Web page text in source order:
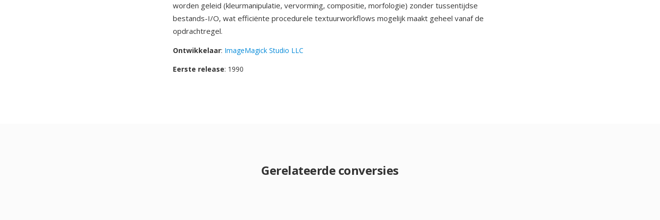
worden geleid (kleurmanipulatie, vervorming, compositie, morfologie) zonder tussentijdse
bestands-I/O, wat efficiënte procedurele textuurworkflows mogelijk maakt geheel vanaf de
opdrachtregel.
Ontwikkelaar: ImageMagick Studio LLC
Eerste release: 1990
Gerelateerde conversies